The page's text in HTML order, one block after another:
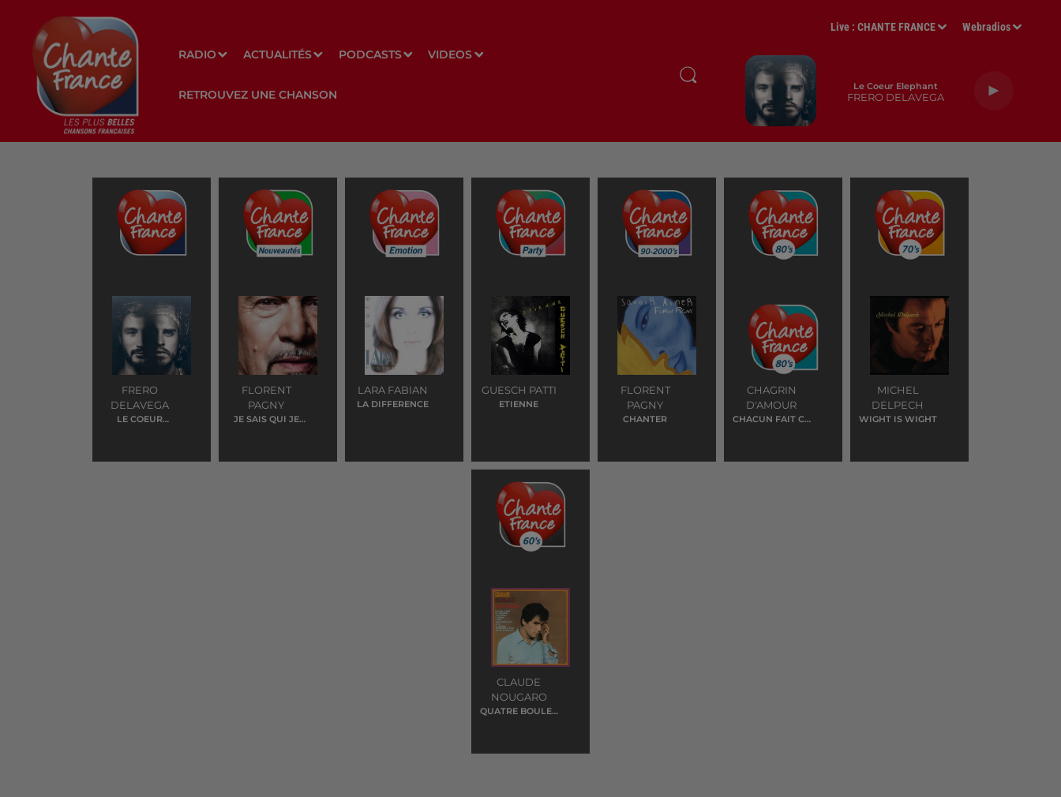
RADIO ACTUALITÉS PODCASTS VIDEOS
RETROUVEZ UNE CHANSON
Live :CHANTE FRANCE Webradios
Le Coeur Elephant
FRERO DELAVEGA
FRERO
DELAVEGA
LE COEUR
FLORENT
PAGNY
JE SAIS QUI JE
LARA FABIAN
LA DIFFERENCE
GUESCH PATTI
ETIENNE
FLORENT
PAGNY
CHANTER
CHAGRIN
D'AMOUR
CHACUN FAIT CE
MICHEL
DELPECH
WIGHT IS WIGHT
CLAUDE
NOUGARO
QUATRE BOULES